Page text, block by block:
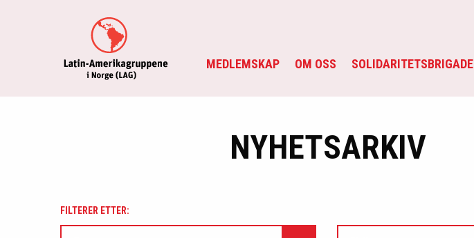
MEDLEMSKAP OM OSS SOLIDARITETSBRIGADE
NYHETSARKIV
FILTERER ETTER: